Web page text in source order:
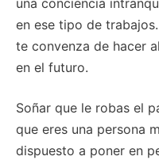
una conciencia
en ese tipo de
te convenza de hacer
en el futuro.
Soñar que le robas el
que eres una persona
dispuesto a poner en